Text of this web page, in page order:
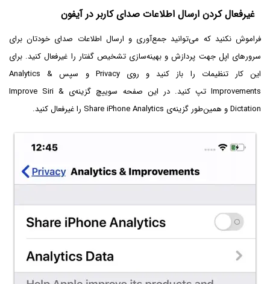
غیرفعال کردن ارسال اطلاعات صدای کاربر در آیفون
فراموش نکنید که می‌توانید جمع‌آوری و ارسال اطلاعات صدای خودتان برای
سرورهای اپل جهت پردازش و بهینه‌سازی تشخیص گفتار را غیرفعال کنید. برای
این کار تنظیمات را باز کنید و روی Privacy و سپس Analytics &
Improvements تپ کنید. در این صفحه سوییچ گزینه‌ی Improve Siri &
Dictation و همین‌طور گزینه‌ی Share iPhone Analytics را غیرفعال کنید.